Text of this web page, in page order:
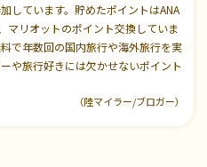
しています。貯めたポイントはANA
マリオットのポイント交換していま
で年数回の国内旅行や海外旅行を実
や旅行好きには欠かせないポイント
（陸マイラー/ブロガー）